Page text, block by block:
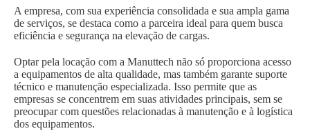
A empresa, com sua experiência consolidada e sua ampla gama
de serviços, se destaca como a parceira ideal para quem busca
eficiência e segurança na elevação de cargas.
Optar pela locação com a Manuttech não só proporciona acesso
a equipamentos de alta qualidade, mas também garante suporte
técnico e manutenção especializada. Isso permite que as
empresas se concentrem em suas atividades principais, sem se
preocupar com questões relacionadas à manutenção e à logística
dos equipamentos.